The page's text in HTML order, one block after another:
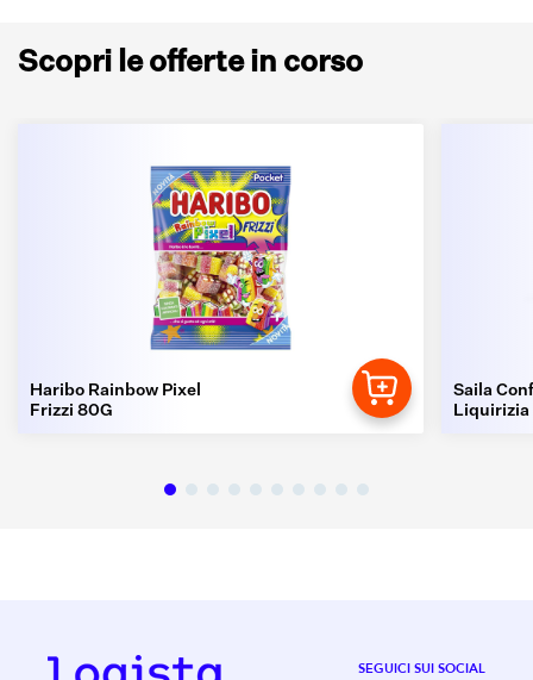
Scopri le offerte in corso
Haribo Rainbow Pixel
Frizzi 80G
Saila
Liquirizia
SEGUICI SUI SOCIAL